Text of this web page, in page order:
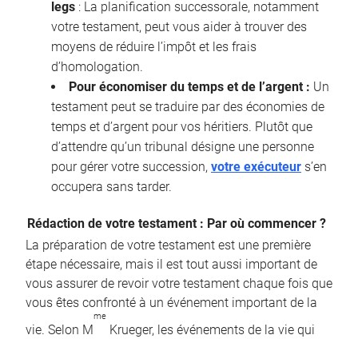
legs : La planification successorale, notamment
votre testament, peut vous aider à trouver des
moyens de réduire l’impôt et les frais
d’homologation.
Pour économiser du temps et de l’argent : Un
testament peut se traduire par des économies de
temps et d’argent pour vos héritiers. Plutôt que
d’attendre qu’un tribunal désigne une personne
pour gérer votre succession, votre exécuteur s’en
occupera sans tarder.
Rédaction de votre testament : Par où commencer ?
La préparation de votre testament est une première
étape nécessaire, mais il est tout aussi important de
vous assurer de revoir votre testament chaque fois que
vous êtes confronté à un événement important de la
vie. Selon M
me
Krueger, les événements de la vie qui